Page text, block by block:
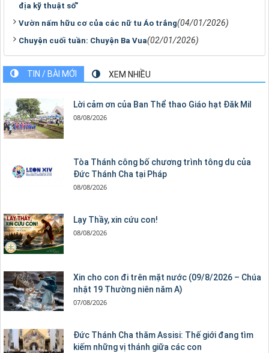
địa kỹ thuật số”
Vườn nấm hữu cơ của các nữ tu Áo trắng(04/01/2026)
Chuyện cuối tuần: Chuyện Ba Vua(02/01/2026)
TIN / BÀI MỚI XEM NHIỀU
Lời cảm ơn của Ban Thể thao Giáo hạt Đăk Mil
08/08/2026
Tòa Thánh công bố chương trình tông du của
Đức Thánh Cha tại Pháp
08/08/2026
Lạy Thầy, xin cứu con!
08/08/2026
Xin cho con đi trên mặt nước (09/8/2026 – Chúa
nhật 19 Thường niên năm A)
07/08/2026
Đức Thánh Cha thăm Assisi: Thế giới đang tìm
kiếm những vị thánh giữa các con